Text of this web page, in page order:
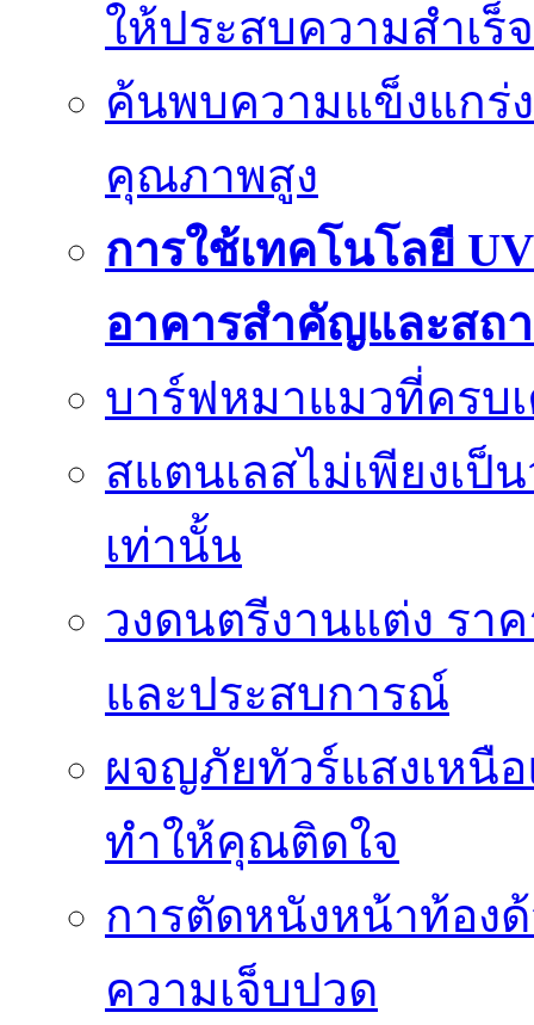
ให้ประสบความสำเร็จ
ค้นพบความแข็งแกร่
คุณภาพสูง
การใช้เทคโนโลยี
อาคารสำคัญและสถ
บาร์ฟหมาแมวที่ครบ
สแตนเลสไม่เพียงเ
เท่านั้น
วงดนตรีงานแต่ง รา
และประสบการณ์
ผจญภัยทัวร์แสงเหนื
ทำให้คุณติดใจ
การตัดหนังหน้าท้อง
ความเจ็บปวด